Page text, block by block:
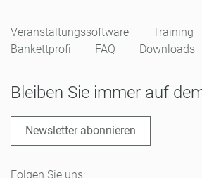
Veranstaltungssoftware Training
Bankettprofi
FAQ Downloads
Bleiben Sie immer auf
Newsletter abonnieren
Folgen Sie uns: